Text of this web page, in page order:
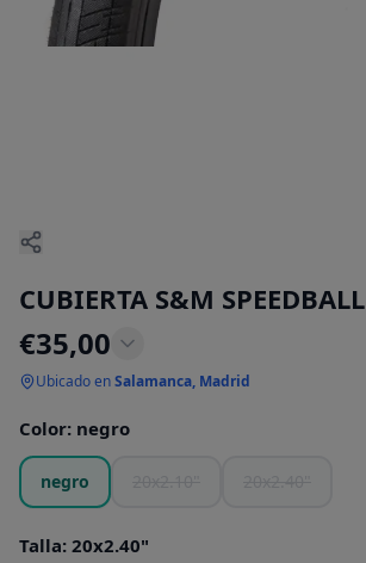
CUBIERTA S&M SPEEDBALL
€35,00
Ubicado enSalamanca, Madrid
Color: negro
negro
Talla: 20x2.40"